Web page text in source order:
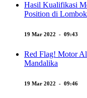
Hasil Kualifikasi
Position di Lombok
19 Mar 2022 - 09:43
Red Flag! Motor
Mandalika
19 Mar 2022 - 09:46